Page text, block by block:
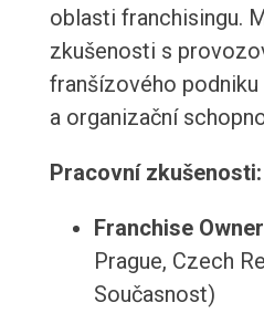
oblasti franchisingu.
zkušenosti s
franšízového podniku
a organizační
Pracovní zkušenosti:
Franchise Owner
Prague, Czech
Současnost)